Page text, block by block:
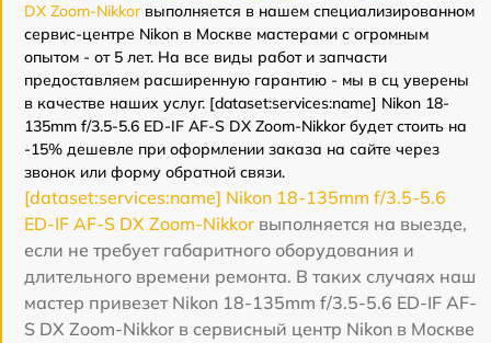
DX Zoom-Nikkorвыполняется в нашем специализированном
сервис-центре Nikon в Москве мастерами с огромным
опытом - от 5 лет. На все виды работ и запчасти
предоставляем расширенную гарантию - мы в сц уверены
в качестве наших услуг. [dataset:services:name] Nikon 18-
135mm f/3.5-5.6 ED-IF AF-S DX Zoom-Nikkor будет стоить на
-15% дешевле при оформлении заказа на сайте через
звонок или форму обратной связи.
[dataset:services:name] Nikon 18-135mm f/3.5-5.6
ED-IF AF-S DX Zoom-Nikkor выполняется на выезде,
если не требует габаритного оборудования и
длительного времени ремонта. В таких случаях наш
мастер привезет Nikon 18-135mm f/3.5-5.6 ED-IF AF-
S DX Zoom-Nikkor в сервисный центр Nikon в Москве